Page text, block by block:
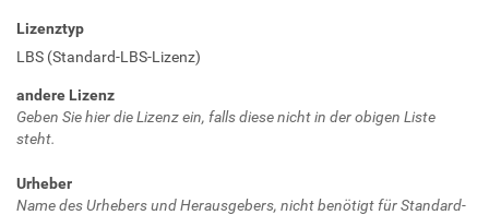
Lizenztyp
LBS (Standard-LBS-Lizenz)
andere Lizenz
Geben Sie hier die Lizenz ein, falls diese nicht in der obigen Liste
steht.
Urheber
Name des Urhebers und Herausgebers, nicht benötigt für Standard-